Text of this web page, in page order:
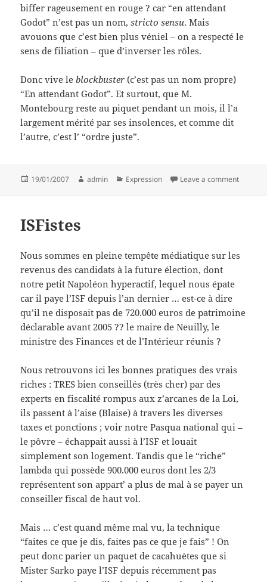
biffer rageusement en rouge ? car “en attendant
Godot” n’est pas un nom,stricto sensu. Mais
avouons que c’est bien plus véniel – on a respecté le
sens de filiation – que d’inverser les rôles.
Donc vive leblockbuster(c’est pas un nom propre)
“En attendant Godot”. Et surtout, que M.
Montebourg reste au piquet pendant un mois, il l’a
largement mérité par ses insolences, et comme dit
l’autre, c’est l’ “ordre juste”.
Posted
19/01/2007 Author
admin Categories
Expression Leave a commenton
ISFistes
Nous sommes en pleine tempête médiatique sur les
revenus des candidats à la future élection, dont
notre petit Napoléon hyperactif, lequel nous épate
car il paye l’ISF depuis l’an dernier … est-ce à dire
qu’il ne disposait pas de 720.000 euros de patrimoine
déclarable avant 2005 ?? le maire de Neuilly, le
ministre des Finances et de l’Intérieur réunis ?
Nous retrouvons ici les bonnes pratiques des vrais
riches : TRES bien conseillés (très cher) par des
experts en fiscalité rompus aux z’arcanes de la Loi,
ils passent à l’aise (Blaise) à travers les diverses
taxes et ponctions ; voir notre Pasqua national qui –
le pôvre – échappait aussi à l’ISF et louait
simplement son logement. Tandis que le “riche”
lambda qui possède 900.000 euros dont les 2/3
représentent son appart’ a plus de mal à se payer un
conseiller fiscal de haut vol.
Mais … c’est quand même mal vu, la technique
“faites ce que je dis, faites pas ce que je fais” ! On
peut donc parier un paquet de cacahuètes que si
Mister Sarko paye l’ISF depuis récemment pas